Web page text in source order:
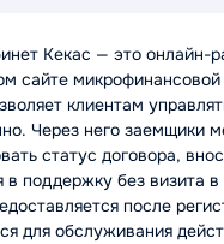
Кекас — это онлайн-
сайте микрофинансовой
клиентам
Через него заемщики
статус договора,
в поддержку без визита
после
для обслуживания